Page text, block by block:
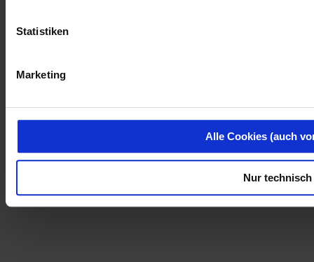
Statistiken
Marketing
Alle Cookies (auch
Nur